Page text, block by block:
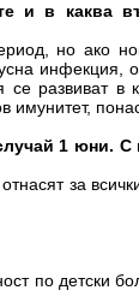
и в каква
но ако
инфекция,
развиват в
1 юни.
за
детски